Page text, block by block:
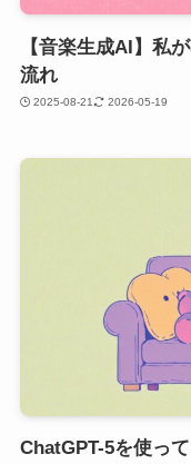
【音楽生成AI】私
流れ
2025-08-21 2026-05-19
ChatGPT-5を使っ